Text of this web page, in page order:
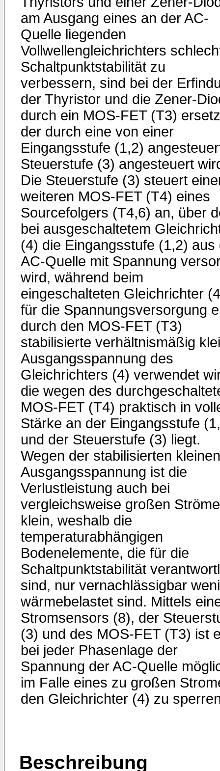
am Ausgang eines an der AC-
Quelle liegenden
Vollwellengleichrichters
Schaltpunktstabilität zu
verbessern, sind bei der
der Thyristor und die Zener-
durch ein MOS-FET (T3)
der durch eine von einer
Eingangsstufe (1,2)
Steuerstufe (3) angesteuert
Die Steuerstufe (3) steuert
weiteren MOS-FET (T4) eines
Sourcefolgers (T4,6) an, über
bei ausgeschaltetem
(4) die Eingangsstufe (1,2) aus
AC-Quelle mit Spannung
wird, während beim
eingeschalteten Gleichrichter
für die Spannungsversorgung
durch den MOS-FET (T3)
stabilisierte verhältnismäßig
Ausgangsspannung des
Gleichrichters (4) verwendet
die wegen des
MOS-FET (T4) praktisch in
Stärke an der Eingangsstufe
und der Steuerstufe (3) liegt.
Wegen der stabilisierten kleinen
Ausgangsspannung ist die
Verlustleistung auch bei
vergleichsweise großen
klein, weshalb die
temperaturabhängigen
Bodenelemente, die für die
Schaltpunktstabilität
sind, nur vernachlässigbar
wärmebelastet sind. Mittels
Stromsensors (8), der
(3) und des MOS-FET (T3) ist
bei jeder Phasenlage der
Spannung der AC-Quelle
im Falle eines zu großen
den Gleichrichter (4) zu
Beschreibung